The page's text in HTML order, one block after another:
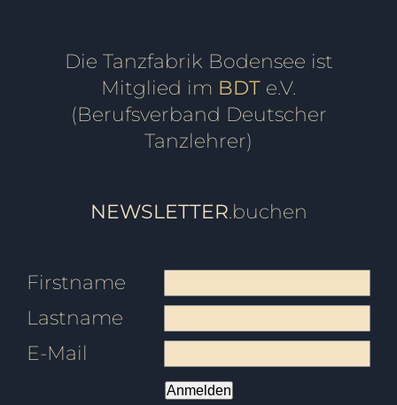
Die Tanzfabrik Bodensee ist
Mitglied im BDT e.V.
(Berufsverband Deutscher
Tanzlehrer)
NEWSLETTER.buchen
Firstname
Lastname
E-Mail
Anmelden